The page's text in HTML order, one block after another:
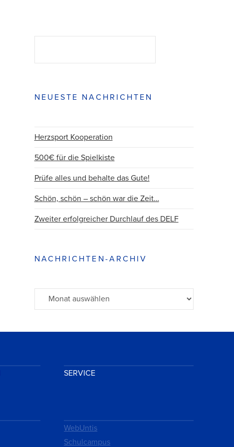
NEUESTE NACHRICHTEN
Herzsport Kooperation
500€ für die Spielkiste
Prüfe alles und behalte das Gute!
Schön, schön – schön war die Zeit…
Zweiter erfolgreicher Durchlauf des DELF
NACHRICHTEN-ARCHIV
Archiv
SERVICE
WebUntis
Schulcampus